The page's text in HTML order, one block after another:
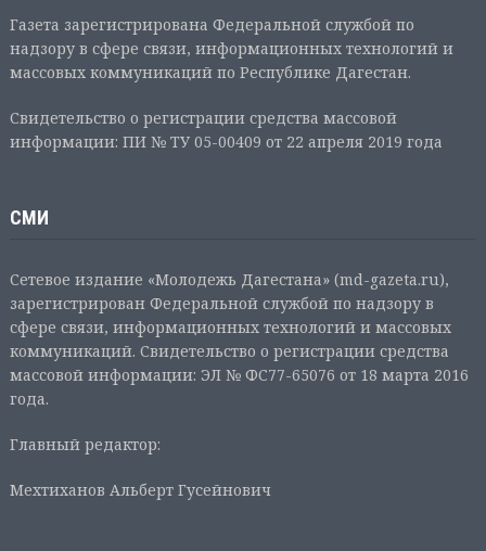
Газета зарегистрирована Федеральной службой по
надзору в сфере связи, информационных технологий и
массовых коммуникаций по Республике Дагестан.
Свидетельство о регистрации средства массовой
информации: ПИ № ТУ 05-00409 от 22 апреля 2019 года
СМИ
Сетевое издание «Молодежь Дагестана» (md-gazeta.ru),
зарегистрирован Федеральной службой по надзору в
сфере связи, информационных технологий и массовых
коммуникаций. Свидетельство о регистрации средства
массовой информации: ЭЛ № ФС77-65076 от 18 марта 2016
года.
Главный редактор:
Мехтиханов Альберт Гусейнович